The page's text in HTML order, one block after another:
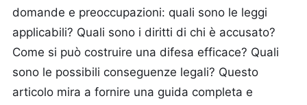
domande e preoccupazioni: quali sono le leggi
applicabili? Quali sono i diritti di chi è accusato?
Come si può costruire una difesa efficace? Quali
sono le possibili conseguenze legali? Questo
articolo mira a fornire una guida completa e